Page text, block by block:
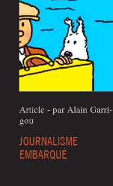
Article - par Alain Gar­ri­
gou
JOURNALISME
EMBARQUÉ